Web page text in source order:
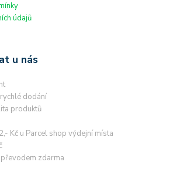
údajů
u nás
dodání
produktů
Kč u Parcel shop výdejní místa
zdarma